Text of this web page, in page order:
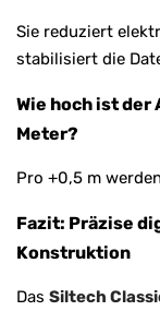
Sie reduziert
stabilisiert die
Wie hoch ist
Meter?
Pro +0,5 m
Fazit: Präzise
Konstruktion
Das Siltech